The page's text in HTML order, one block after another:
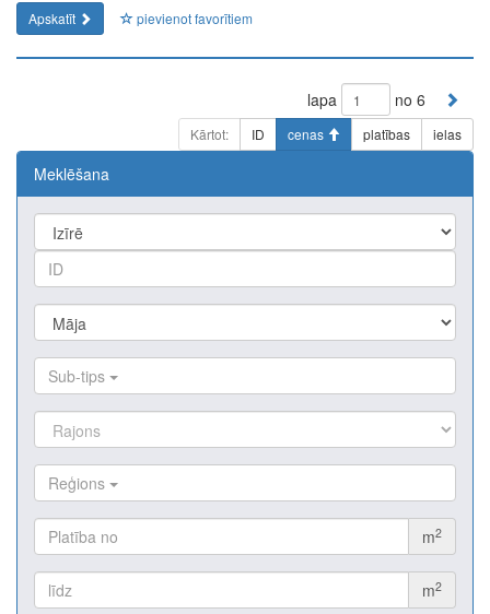
Apskatīt pievienot favorītiem
lapa no 6
Kārtot: ID cenas platības ielas
Meklēšana
Sub-tips
Reģions
m2
m2